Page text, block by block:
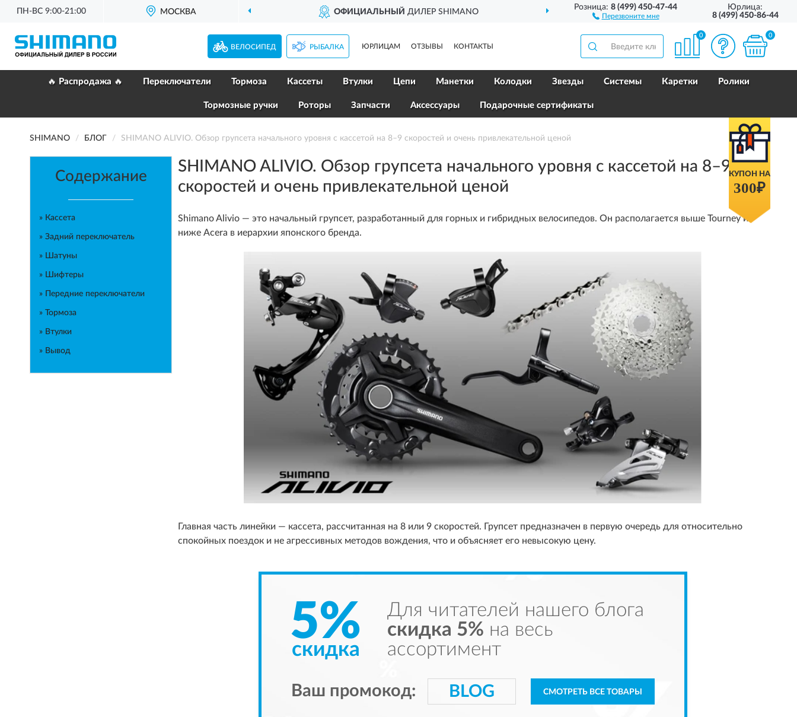
ПН-ВС 9:00-21:00 МОСКВА
ОФИЦИАЛЬНЫЙДИЛЕР SHIMANO ДОСТАВИМПО ВСЕЙ РОССИИ ДО 2 ЛЕТ
Розница:8 (499) 450-47-44
Перезвоните мне
Юрлица:
8 (499) 450-86-44
ВЕЛОСИПЕД РЫБАЛКА ЮРЛИЦАМ ОТЗЫВЫ КОНТАКТЫ
0 0
🔥 Распродажа 🔥 Переключатели Тормоза Кассеты Втулки Цепи Манетки Колодки Звезды Системы Каретки Ролики
Тормозные ручки Роторы Запчасти Аксессуары Подарочные сертификаты
КУПОН НА
300₽
SHIMANO БЛОГ SHIMANO ALIVIO. Обзор групсета начального уровня с кассетой на 8–9 скоростей и очень привлекательной ценой
Содержание
» Кассета
» Задний переключатель
» Шатуны
» Шифтеры
» Передние переключатели
» Тормоза
» Втулки
» Вывод
SHIMANO ALIVIO. Обзор групсета начального уровня с кассетой на 8–9
скоростей и очень привлекательной ценой
Shimano Alivio — это начальный групсет, разработанный для горных и гибридных велосипедов. Он располагается выше Tourney и
ниже Acera в иерархии японского бренда.
Главная часть линейки — кассета, рассчитанная на 8 или 9 скоростей. Групсет предназначен в первую очередь для относительно
спокойных поездок и не агрессивных методов вождения, что и объясняет его невысокую цену.
5%
скидка
Для читателей нашего блога
скидка 5% на весь
ассортимент
Ваш промокод: BLOG СМОТРЕТЬ ВСЕ ТОВАРЫ